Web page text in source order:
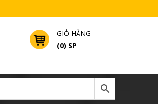
GIỎ HÀNG
(0) SP